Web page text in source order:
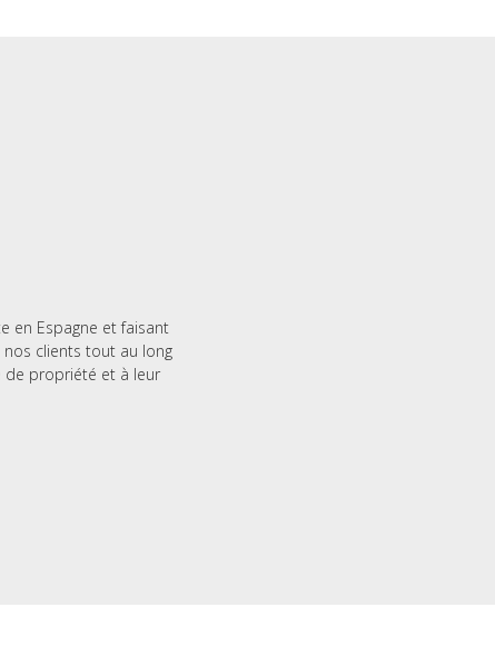
en Espagne et faisant
clients tout au long
de propriété et à leur